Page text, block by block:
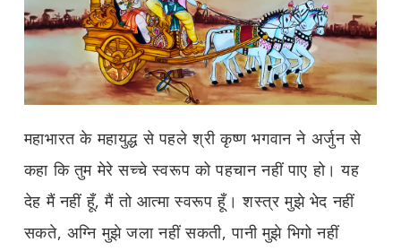
महाभारत के महायुद्ध से पहले श्री कृष्ण भगवान ने अर्जुन से
कहा कि तुम मेरे सच्चे स्वरूप को पहचान नहीं पाए हो। यह
देह मैं नहीं हूँ, मैं तो आत्मा स्वरूप हूँ। शस्त्र मुझे भेद नहीं
सकते, अग्नि मुझे जला नहीं सकती, पानी मुझे भिगो नहीं